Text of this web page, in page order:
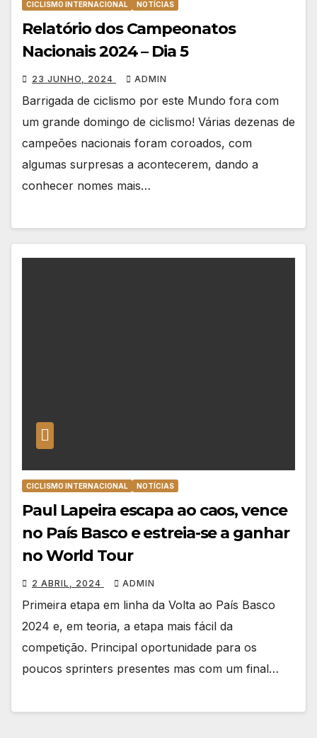
CICLISMO INTERNACIONAL NOTÍCIAS
Relatório dos Campeonatos
Nacionais 2024 – Dia 5
23 JUNHO, 2024 ADMIN
Barrigada de ciclismo por este Mundo fora com
um grande domingo de ciclismo! Várias dezenas de
campeões nacionais foram coroados, com
algumas surpresas a acontecerem, dando a
conhecer nomes mais…
CICLISMO INTERNACIONAL NOTÍCIAS
Paul Lapeira escapa ao caos, vence
no País Basco e estreia-se a ganhar
no World Tour
2 ABRIL, 2024 ADMIN
Primeira etapa em linha da Volta ao País Basco
2024 e, em teoria, a etapa mais fácil da
competição. Principal oportunidade para os
poucos sprinters presentes mas com um final…